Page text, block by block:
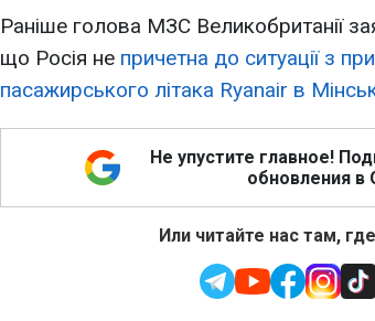
Раніше голова МЗС Великобританії
що Росія не причетна до ситуації з
пасажирського літака Ryanair в
Не упустите главное!
обновления в
Или читайте нас там,